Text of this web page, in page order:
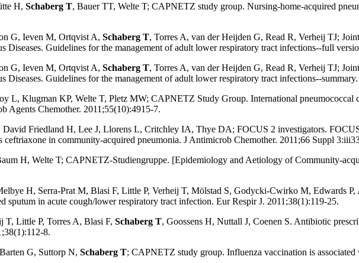
H, Schaberg T, Bauer TT, Welte T; CAPNETZ study group. Nursing-home-acquired
G, Ieven M, Ortqvist A, Schaberg T, Torres A, van der Heijden G, Read R, Verheij TJ;
Guidelines for the management of adult lower respiratory tract infections--full
G, Ieven M, Ortqvist A, Schaberg T, Torres A, van der Heijden G, Read R, Verheij TJ;
Guidelines for the management of adult lower respiratory tract infections--
Klugman KP, Welte T, Pletz MW; CAPNETZ Study Group. International pneumococcal
Agents Chemother. 2011;55(10):4915-7.
Friedland H, Lee J, Llorens L, Critchley IA, Thye DA; FOCUS 2 investigators.
in community-acquired pneumonia. J Antimicrob Chemother. 2011;66 Suppl
H, Welte T; CAPNETZ-Studiengruppe. [Epidemiology and Aetiology of Community-
H, Serra-Prat M, Blasi F, Little P, Verheij T, Mölstad S, Godycki-Cwirko M, Edwards
sputum in acute cough/lower respiratory tract infection. Eur Respir J. 2011;38(1):119-25.
Little P, Torres A, Blasi F, Schaberg T, Goossens H, Nuttall J, Coenen S. Antibiotic
8.
G, Suttorp N, Schaberg T; CAPNETZ study group. Influenza vaccination is